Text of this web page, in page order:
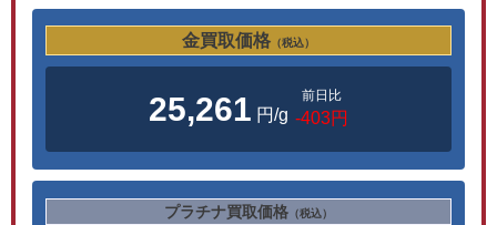
金買取価格 （税込）
25,261 円/g
前日比
-403円
プラチナ買取価格 （税込）